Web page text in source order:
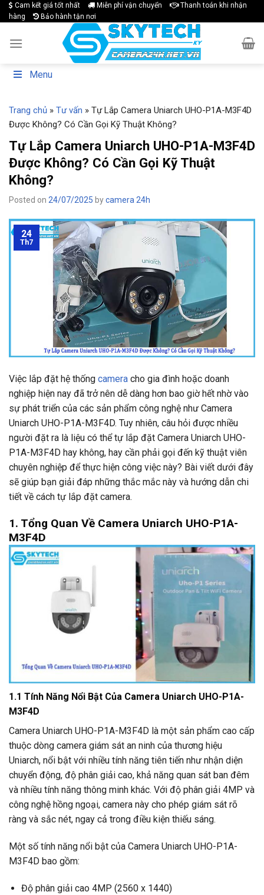
Skip
to
Cam kết giá tốt nhất Miễn phí vận chuyển
Thanh toán khi nhận
hàng
Bảo hành tận nơi
Menu
Trang chủ » Tư vấn » Tự Lắp Camera Uniarch UHO-P1A-M3F4D
Được Không? Có Cần Gọi Kỹ Thuật Không?
Tự Lắp Camera Uniarch UHO-P1A-M3F4D
Được Không? Có Cần Gọi Kỹ Thuật
Không?
Posted on 24/07/2025 bycamera 24h
24
Th7
Việc lắp đặt hệ thống camera cho gia đình hoặc doanh
nghiệp hiện nay đã trở nên dễ dàng hơn bao giờ hết nhờ vào
sự phát triển của các sản phẩm công nghệ như Camera
Uniarch UHO-P1A-M3F4D. Tuy nhiên, câu hỏi được nhiều
người đặt ra là liệu có thể tự lắp đặt Camera Uniarch UHO-
P1A-M3F4D hay không, hay cần phải gọi đến kỹ thuật viên
chuyên nghiệp để thực hiện công việc này? Bài viết dưới đây
sẽ giúp bạn giải đáp những thắc mắc này và hướng dẫn chi
tiết về cách tự lắp đặt camera.
1. Tổng Quan Về Camera Uniarch UHO-P1A-
M3F4D
1.1 Tính Năng Nổi Bật Của Camera Uniarch UHO-P1A-
M3F4D
Camera Uniarch UHO-P1A-M3F4D là một sản phẩm cao cấp
thuộc dòng camera giám sát an ninh của thương hiệu
Uniarch, nổi bật với nhiều tính năng tiên tiến như nhận diện
chuyển động, độ phân giải cao, khả năng quan sát ban đêm
và nhiều tính năng thông minh khác. Với độ phân giải 4MP và
công nghệ hồng ngoại, camera này cho phép giám sát rõ
ràng và sắc nét, ngay cả trong điều kiện thiếu sáng.
Một số tính năng nổi bật của Camera Uniarch UHO-P1A-
M3F4D bao gồm:
Độ phân giải cao 4MP (2560 x 1440)